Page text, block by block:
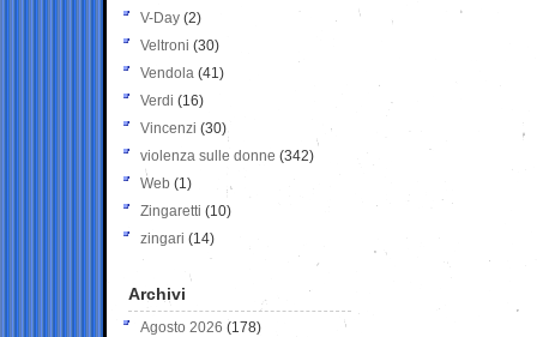
V-Day (2)
Veltroni (30)
Vendola (41)
Verdi (16)
Vincenzi (30)
violenza sulle donne (342)
Web (1)
Zingaretti (10)
zingari (14)
Archivi
Agosto 2026 (178)